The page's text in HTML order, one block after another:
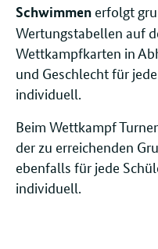
Schwimmen erfolgt
Wertungstabellen auf
Wettkampfkarten in
und Geschlecht für
individuell.
Beim Wettkampf
der zu erreichenden
ebenfalls für jede
individuell.